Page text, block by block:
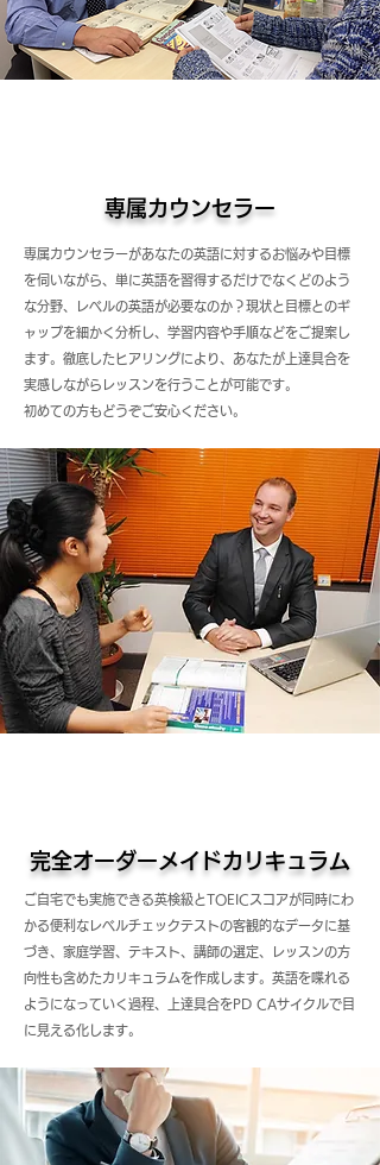
専属カウンセラー
専属カウンセラーがあなたの英語に対するお悩みや目標
を伺いながら、単に英語を習得するだけでなくどのよう
な分野、レベルの英語が必要なのか？現状と目標とのギ
ャップを細かく分析し、学習内容や手順などをご提案し
ます。徹底したヒアリングにより、あなたが上達具合を
実感しながらレッスンを行うことが可能です。
初めての方もどうぞご安心ください。
完全オーダーメイドカリキュラム
ご自宅でも実施できる英検級とTOEICスコアが同時にわ
かる便利なレベルチェックテストの客観的なデータに基
づき、家庭学習、テキスト、講師の選定、レッスンの方
向性も含めたカリキュラムを作成します。英語を喋れる
ようになっていく過程、上達具合をPD CAサイクルで目
に見える化します。